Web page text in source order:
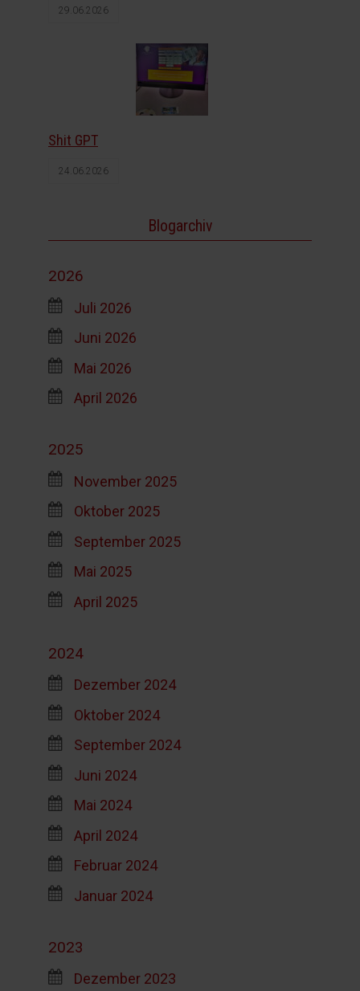
29.06.2026
Shit GPT
24.06.2026
Blogarchiv
2026
Juli 2026
Juni 2026
Mai 2026
April 2026
2025
November 2025
Oktober 2025
September 2025
Mai 2025
April 2025
2024
Dezember 2024
Oktober 2024
September 2024
Juni 2024
Mai 2024
April 2024
Februar 2024
Januar 2024
2023
Dezember 2023